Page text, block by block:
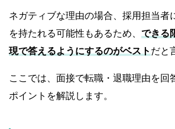
ネガティブな理由の場合、採用担当者
を持たれる可能性もあるため、 できる
現で答えるようにするのがベスト だと
ここでは、面接で転職・退職理由を回
ポイントを解説します。